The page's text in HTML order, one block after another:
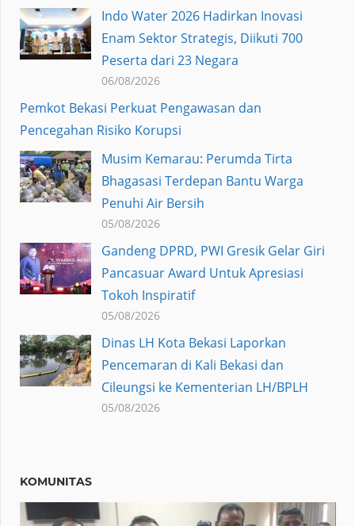
Indo Water 2026 Hadirkan Inovasi
Enam Sektor Strategis, Diikuti 700
Peserta dari 23 Negara
06/08/2026
Pemkot Bekasi Perkuat Pengawasan dan
Pencegahan Risiko Korupsi
Musim Kemarau: Perumda Tirta
Bhagasasi Terdepan Bantu Warga
Penuhi Air Bersih
05/08/2026
Gandeng DPRD, PWI Gresik Gelar Giri
Pancasuar Award Untuk Apresiasi
Tokoh Inspiratif
05/08/2026
Dinas LH Kota Bekasi Laporkan
Pencemaran di Kali Bekasi dan
Cileungsi ke Kementerian LH/BPLH
05/08/2026
KOMUNITAS